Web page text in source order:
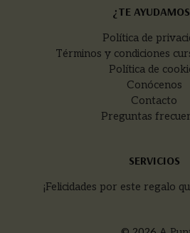
¿TE
Política de
Términos y condiciones
Política de
Conócenos
Contacto
Preguntas
SERVICIOS
¡Felicidades por este regalo